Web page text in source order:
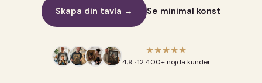
Skapa din tavla → Se minimal konst
★★★★★
4,9 · 12 400+ nöjda kunder